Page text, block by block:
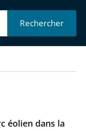
Rechercher
éolien dans la